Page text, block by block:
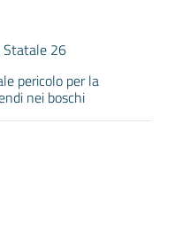
Statale 26
pericolo per la
nei boschi